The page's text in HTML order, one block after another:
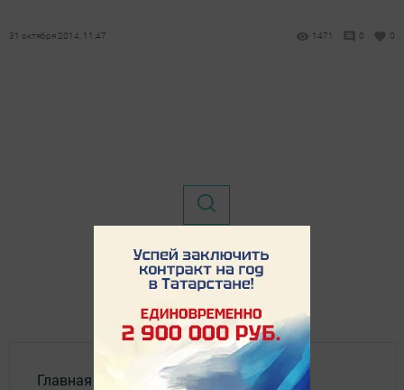
31 октября 2014, 11:47 1471 0 0
Главная